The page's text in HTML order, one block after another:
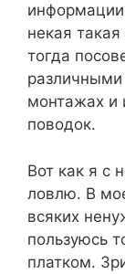
некая
тогда
монтажах и
поводок.
Вот как я с
ловлю. В
всяких
пользуюсь
платком.